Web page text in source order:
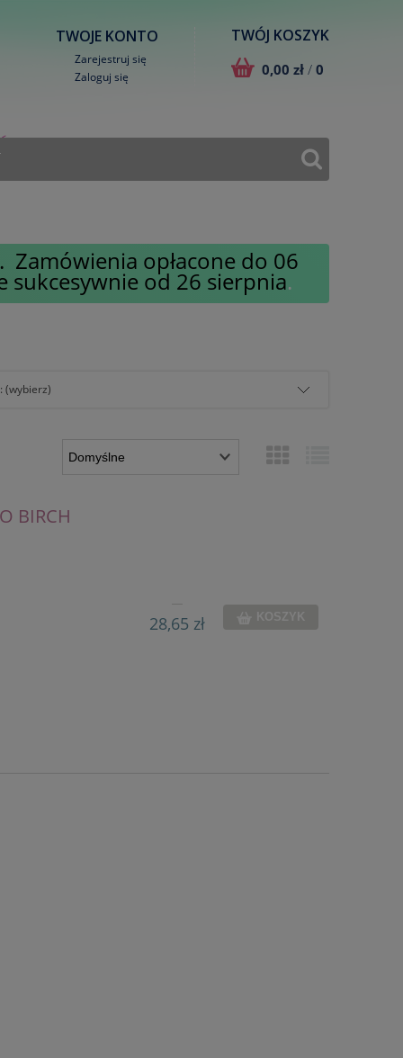
TWÓJ KOSZYK
0,00 zł / 0
TWOJE KONTO
Zarejestruj się
Zaloguj się
opłacone do 06
sukcesywnie od 26 sierpnia.
(wybierz)
BIRCH
28,65 zł KOSZYK